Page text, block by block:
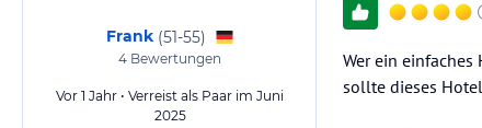
Frank (51-55)
4 Bewertungen
Vor 1 Jahr • Verreist als Paar im Juni
2025
Wer ein
sollte dieses